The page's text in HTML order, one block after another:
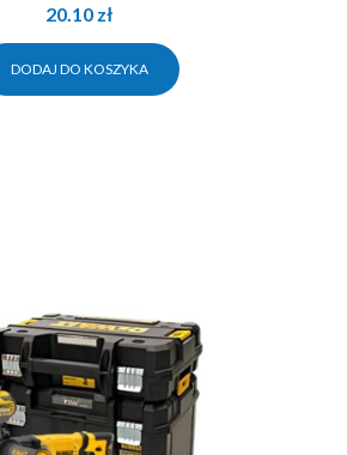
20.10 zł
DODAJ DO KOSZYKA